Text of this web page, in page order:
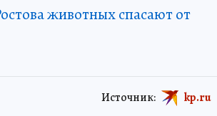
животных спасают от
Источник: kp.ru